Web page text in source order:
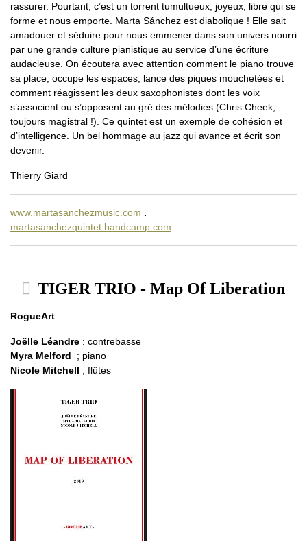
rassurer. Pourtant, c’est un torrent tumultueux, joyeux, libre qui se
forme et nous emporte. Marta Sánchez est diabolique ! Elle sait
amadouer et séduire pour nous emmener dans son univers nourri
par une grande culture pianistique au service d’une écriture
audacieuse. On écoutera avec attention comment le piano trouve
sa place, occupe les espaces, lance des piques mouchetées et
comment réagissent les deux saxophonistes dont les voix
s’associent ou s’opposent au gré des mélodies (Chris Cheek,
toujours magistral !). Ce quintet est un exemple de cohésion et
d’intelligence. Un bel hommage au jazz qui avance et écrit son
devenir.
Thierry Giard
www.martasanchezmusic.com .
martasanchezquintet.bandcamp.com
TIGER TRIO - Map Of Liberation
RogueArt
Joëlle Léandre : contrebasse
Myra Melford
; piano
Nicole Mitchell ; flûtes